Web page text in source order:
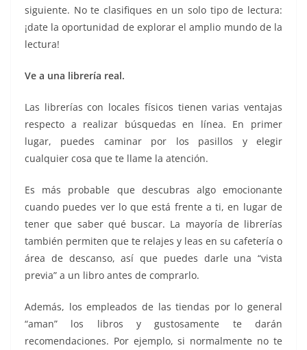
siguiente. No te clasifiques en un solo tipo de lectura:
¡date la oportunidad de explorar el amplio mundo de la
lectura!
Ve a una librería real.
Las librerías con locales físicos tienen varias ventajas
respecto a realizar búsquedas en línea. En primer
lugar, puedes caminar por los pasillos y elegir
cualquier cosa que te llame la atención.
Es más probable que descubras algo emocionante
cuando puedes ver lo que está frente a ti, en lugar de
tener que saber qué buscar. La mayoría de librerías
también permiten que te relajes y leas en su cafetería o
área de descanso, así que puedes darle una “vista
previa” a un libro antes de comprarlo.
Además, los empleados de las tiendas por lo general
“aman” los libros y gustosamente te darán
recomendaciones. Por ejemplo, si normalmente no te